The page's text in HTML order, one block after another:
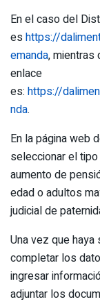
En el caso del
eshttps://
emanda, mientras
enlace
es: https://
nda.
En la página web
seleccionar el
aumento de
edad o adultos
judicial de
Una vez que
completar los
ingresar
adjuntar los